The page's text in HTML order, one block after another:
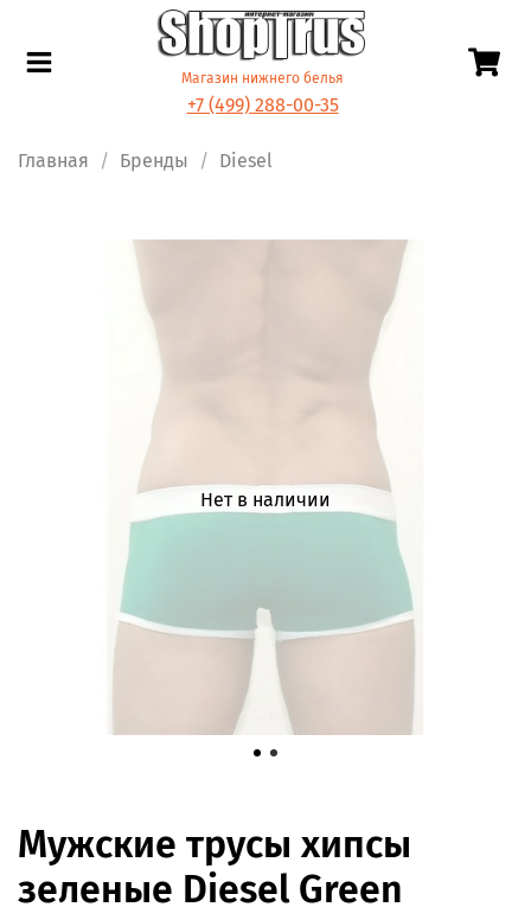
Магазин нижнего белья
+7 (499) 288-00-35
Главная Бренды Diesel
Нет в наличии
Мужские трусы хипсы
зеленые Diesel Green